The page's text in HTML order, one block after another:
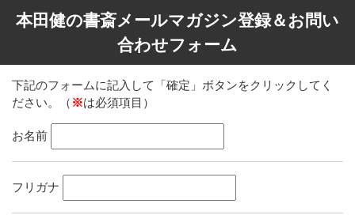
本田健の書斎メールマガジン登録＆お問い
合わせフォーム
下記のフォームに記入して「確定」ボタンをクリックしてく
ださい。（ ※は必須項目）
お名前
フリガナ